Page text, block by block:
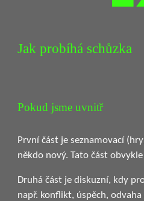
Jak probíhá schůzka
Pokud jsme uvnitř
První část je seznamovací
někdo nový. Tato část
Druhá část je diskuzní, kdy
např. konflikt, úspěch,